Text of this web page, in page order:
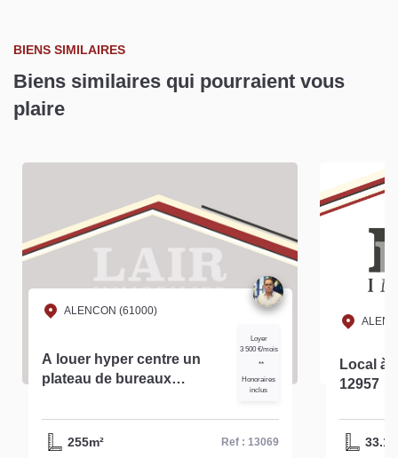
BIENS SIMILAIRES
Biens similaires qui pourraient vous
plaire
ALENCON (61000)
A louer hyper centre un
plateau de bureaux
réf- 13069
Loyer
3 500 €/mois
**
Honoraires
inclus
255m² Ref : 13069
Local à
12957